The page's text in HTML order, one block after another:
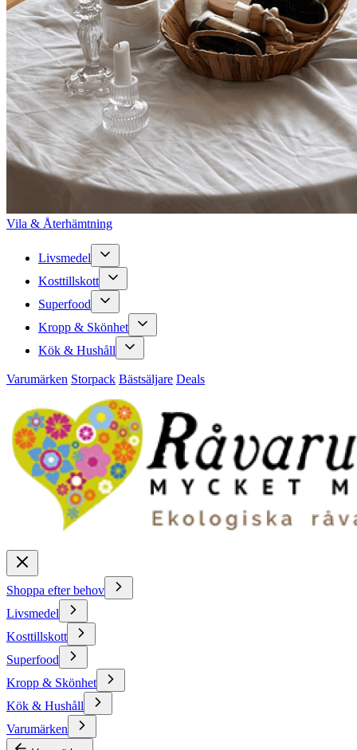
Vila & Återhämtning
Livsmedel
Kosttillskott
Superfood
Kropp & Skönhet
Kök & Hushåll
Varumärken Storpack Bästsäljare Deals
Shoppa efter behov
Livsmedel
Kosttillskott
Superfood
Kropp & Skönhet
Kök & Hushåll
Varumärken